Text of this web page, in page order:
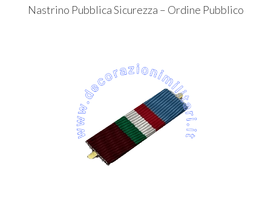
Nastrino Pubblica Sicurezza – Ordine Pubblico